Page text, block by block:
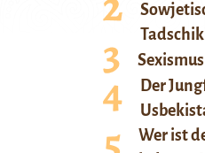
Der
Wer ist